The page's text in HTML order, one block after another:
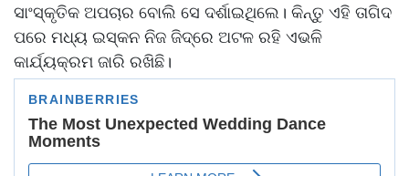
ସାଂସ୍କୃତିକ ଅପଚାର ବୋଲି ସେ ଦର୍ଶାଇଥିଲେ। କିନ୍ତୁ ଏହି ତାଗିଦ
ପରେ ମଧ୍ୟ ଇସ୍କନ ନିଜ ଜିଦ୍‌ରେ ଅଟଳ ରହି ଏଭଳି
କାର୍ଯ୍ୟକ୍ରମ ଜାରି ରଖିଛି।